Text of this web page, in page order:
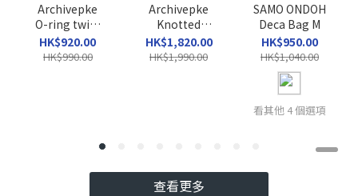
Archivepke
O-ring twist
bag
HK$920.00
HK$990.00
Archivepke
Knotted
Layer Bag
HK$1,820.00
HK$1,990.00
SAMO ONDOH
Deca Bag M
HK$950.00
HK$1,040.00
看其他 4 個選項
查看更多